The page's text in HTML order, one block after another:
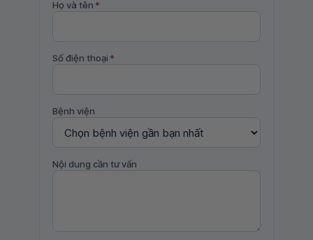
Họ và tên *
Số điện thoại *
Bệnh viện
Nội dung cần tư vấn